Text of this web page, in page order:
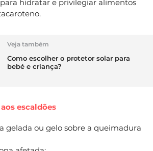
hidratar e privilegiar alimentos
Veja também
Como escolher o protetor solar para
bebé e criança?
escaldões
gelada ou gelo sobre a queimadura